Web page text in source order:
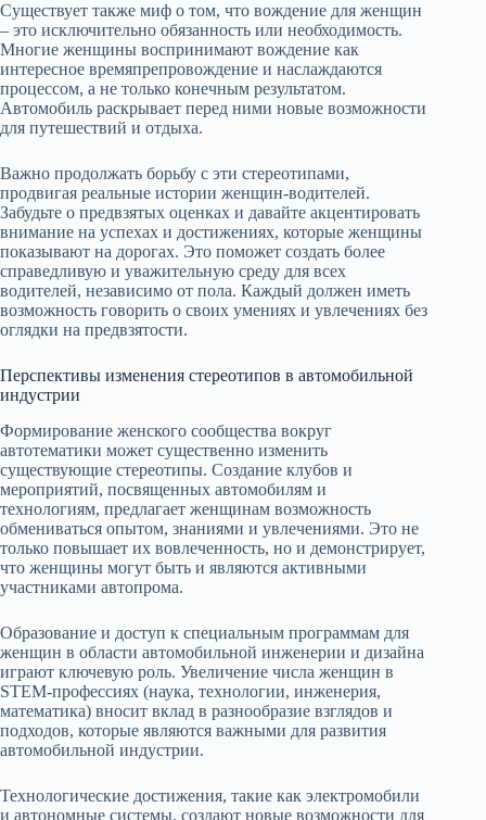
Существует также миф о том, что вождение для женщин
– это исключительно обязанность или необходимость.
Многие женщины воспринимают вождение как
интересное времяпрепровождение и наслаждаются
процессом, а не только конечным результатом.
Автомобиль раскрывает перед ними новые возможности
для путешествий и отдыха.
Важно продолжать борьбу с эти стереотипами,
продвигая реальные истории женщин-водителей.
Забудьте о предвзятых оценках и давайте акцентировать
внимание на успехах и достижениях, которые женщины
показывают на дорогах. Это поможет создать более
справедливую и уважительную среду для всех
водителей, независимо от пола. Каждый должен иметь
возможность говорить о своих умениях и увлечениях без
оглядки на предвзятости.
Перспективы изменения стереотипов в автомобильной
индустрии
Формирование женского сообщества вокруг
автотематики может существенно изменить
существующие стереотипы. Создание клубов и
мероприятий, посвященных автомобилям и
технологиям, предлагает женщинам возможность
обмениваться опытом, знаниями и увлечениями. Это не
только повышает их вовлеченность, но и демонстрирует,
что женщины могут быть и являются активными
участниками автопрома.
Образование и доступ к специальным программам для
женщин в области автомобильной инженерии и дизайна
играют ключевую роль. Увеличение числа женщин в
STEM-профессиях (наука, технологии, инженерия,
математика) вносит вклад в разнообразие взглядов и
подходов, которые являются важными для развития
автомобильной индустрии.
Технологические достижения, такие как электромобили
и автономные системы, создают новые возможности для